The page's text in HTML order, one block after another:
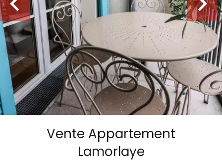
Vente Appartement
Lamorlaye